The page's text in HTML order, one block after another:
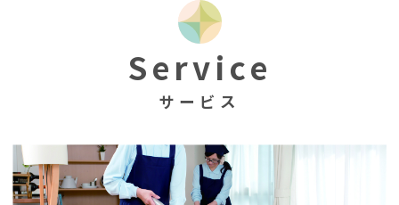
Service
サービス